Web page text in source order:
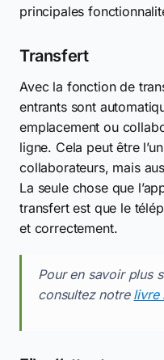
principales
Transfert
Avec la fonction de
entrants sont
emplacement ou
ligne. Cela peut être
collaborateurs, mais
La seule chose que
transfert est que le
et correctement.
Pour en savoir plus
consultez notre livre